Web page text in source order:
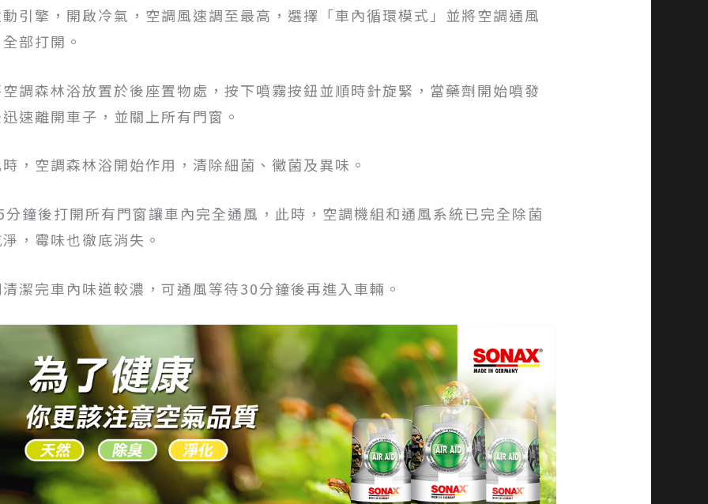
引擎，開啟冷氣，空調風速調至最高，選擇「車內循環模式」並將空調通風
部打開。
調森林浴放置於後座置物處，按下噴霧按鈕並順時針旋緊，當藥劑開始噴發
速離開車子，並關上所有門窗。
，空調森林浴開始作用，清除細菌、黴菌及異味。
分鐘後打開所有門窗讓車內完全通風，此時，空調機組和通風系統已完全除菌
，霉味也徹底消失。
潔完車內味道較濃，可通風等待30分鐘後再進入車輛。